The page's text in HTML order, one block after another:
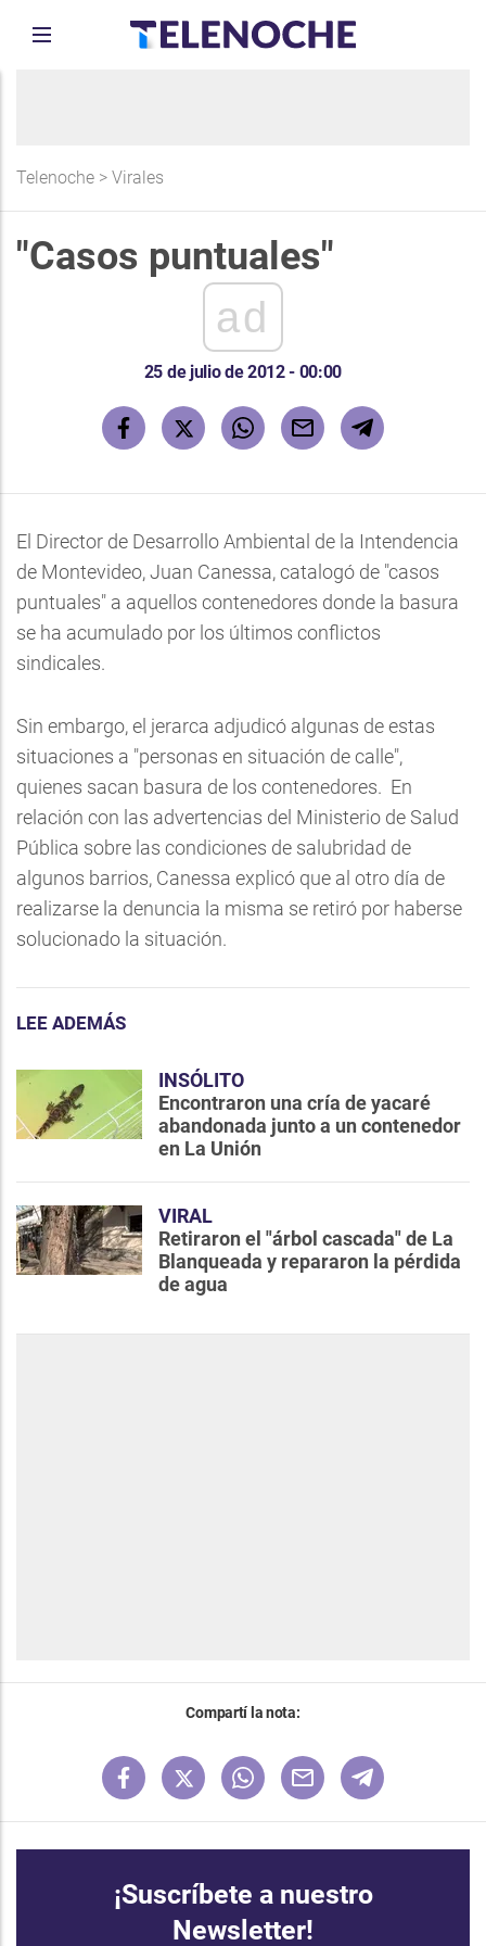
Telenoche > Virales
"Casos puntuales"
ad
25 de julio de 2012 - 00:00
El Director de Desarrollo Ambiental de la Intendencia
de Montevideo, Juan Canessa, catalogó de "casos
puntuales" a aquellos contenedores donde la basura
se ha acumulado por los últimos conflictos
sindicales.
Sin embargo, el jerarca adjudicó algunas de estas
situaciones a "personas en situación de calle",
quienes sacan basura de los contenedores. En
relación con las advertencias del Ministerio de Salud
Pública sobre las condiciones de salubridad de
algunos barrios, Canessa explicó que al otro día de
realizarse la denuncia la misma se retiró por haberse
solucionado la situación.
LEE ADEMÁS
INSÓLITO
Encontraron una cría de yacaré
abandonada junto a un contenedor
en La Unión
VIRAL
Retiraron el "árbol cascada" de La
Blanqueada y repararon la pérdida
de agua
Compartí la nota:
¡Suscríbete a nuestro
Newsletter!